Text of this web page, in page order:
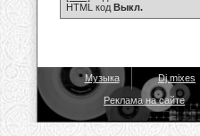
HTML код Выкл.
Музыка Dj mixes
Реклама на сайте